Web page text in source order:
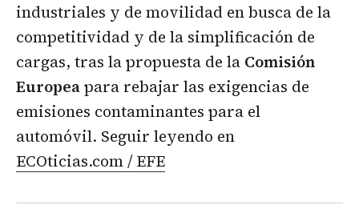
industriales y de movilidad en busca de la
competitividad y de la simplificación de
cargas, tras la propuesta de la Comisión
Europeapara rebajar las exigencias de
emisiones contaminantes para el
automóvil. Seguir leyendo en
ECOticias.com / EFE